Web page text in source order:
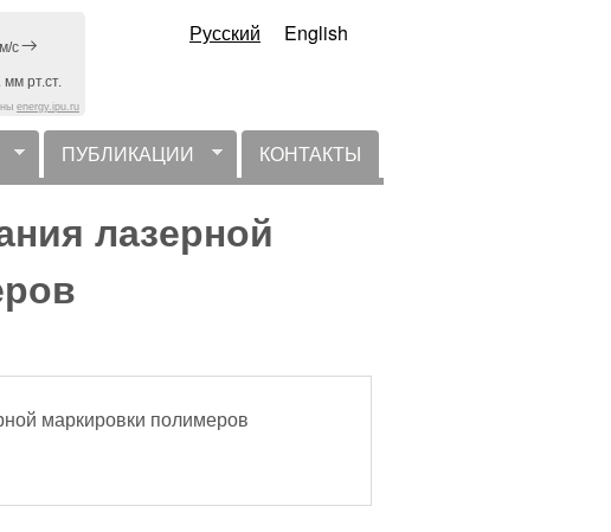
м/с
мм рт.ст.
energy.ipu.ru
Русский English
ПУБЛИКАЦИИ КОНТАКТЫ
лазерной
маркировки полимеров